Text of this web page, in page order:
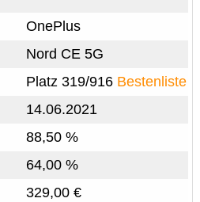
OnePlus
Nord CE 5G
Platz 319/916 Bestenliste
14.06.2021
88,50 %
64,00 %
329,00 €